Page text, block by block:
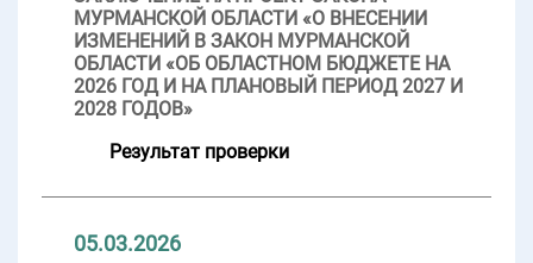
МУРМАНСКОЙ ОБЛАСТИ «О ВНЕСЕНИИ
ИЗМЕНЕНИЙ В ЗАКОН МУРМАНСКОЙ
ОБЛАСТИ «ОБ ОБЛАСТНОМ БЮДЖЕТЕ НА
2026 ГОД И НА ПЛАНОВЫЙ ПЕРИОД 2027 И
2028 ГОДОВ»
Результат проверки
05.03.2026